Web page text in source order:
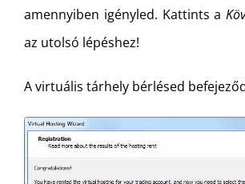
amennyiben igényled. Kattints a
az utolsó lépéshez!
A virtuális tárhely bérlésed